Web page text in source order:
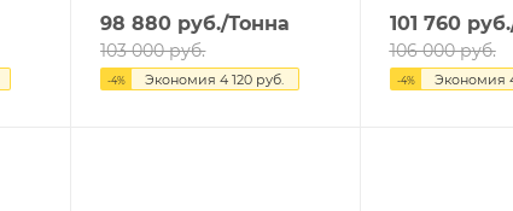
98 880 руб./Тонна
103 000руб.
-4% Экономия4 120 руб.
101 760руб.
106 000руб.
-4% Экономия